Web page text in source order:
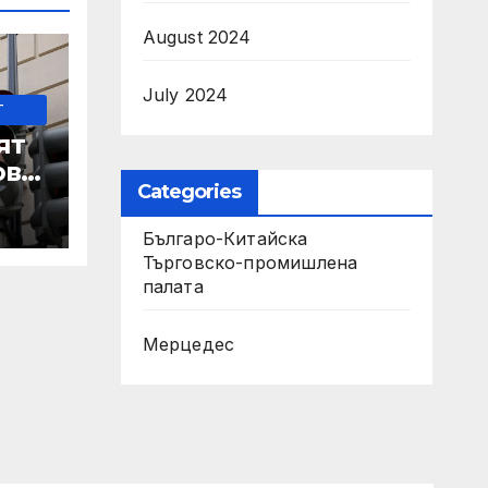
August 2024
July 2024
Categories
Българо-Китайска
Търговско-промишлена
палaта
Мерцедес